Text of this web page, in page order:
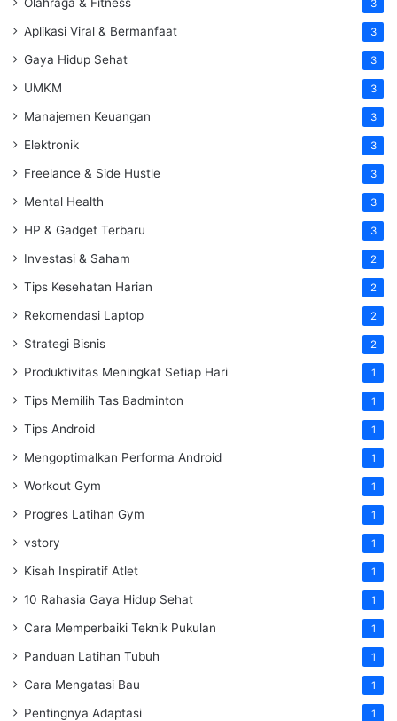
3
Aplikasi Viral & Bermanfaat 3
Gaya Hidup Sehat 3
UMKM 3
Manajemen Keuangan 3
Elektronik 3
Freelance & Side Hustle 3
Mental Health 3
HP & Gadget Terbaru 3
Investasi & Saham 2
Tips Kesehatan Harian 2
Rekomendasi Laptop 2
Strategi Bisnis 2
Produktivitas Meningkat Setiap Hari 1
Tips Memilih Tas Badminton 1
Tips Android 1
Mengoptimalkan Performa Android 1
Workout Gym 1
Progres Latihan Gym 1
vstory 1
Kisah Inspiratif Atlet 1
10 Rahasia Gaya Hidup Sehat 1
Cara Memperbaiki Teknik Pukulan 1
Panduan Latihan Tubuh 1
Cara Mengatasi Bau 1
Pentingnya Adaptasi 1